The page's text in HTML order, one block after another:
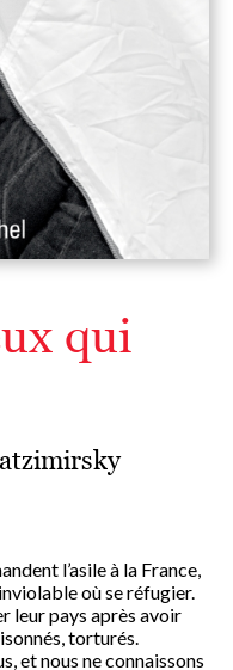
qui
l’asile à la France,
où se réfugier.
leur pays après avoir
torturés.
et nous ne connaissons